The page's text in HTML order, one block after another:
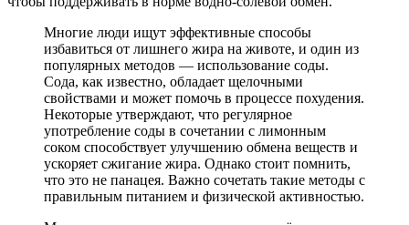
Многие люди ищут эффективные способы
избавиться от лишнего жира на животе, и один из
популярных методов — использование соды.
Сода, как известно, обладает щелочными
свойствами и может помочь в процессе похудения.
Некоторые утверждают, что регулярное
употребление соды в сочетании с лимонным
соком способствует улучшению обмена веществ и
ускоряет сжигание жира. Однако стоит помнить,
что это не панацея. Важно сочетать такие методы с
правильным питанием и физической активностью.